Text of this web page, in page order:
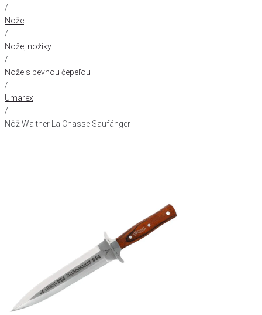
/
Nože
/
Nože, nožíky
/
Nože s pevnou čepeľou
/
Umarex
/
Nôž Walther La Chasse Saufänger